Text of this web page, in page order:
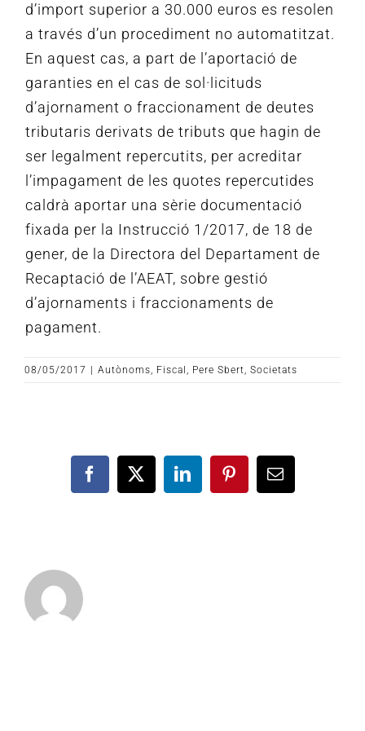
d’import superior a 30.000 euros es resolen
a través d’un procediment no automatitzat.
En aquest cas, a part de l’aportació de
garanties en el cas de sol·licituds
d’ajornament o fraccionament de deutes
tributaris derivats de tributs que hagin de
ser legalment repercutits, per acreditar
l’impagament de les quotes repercutides
caldrà aportar una sèrie documentació
fixada per la Instrucció 1/2017, de 18 de
gener, de la Directora del Departament de
Recaptació de l’AEAT, sobre gestió
d’ajornaments i fraccionaments de
pagament.
08/05/2017 Autònoms, Fiscal , Pere Sbert, Societats
Facebook
X LinkedInPinterestEmail